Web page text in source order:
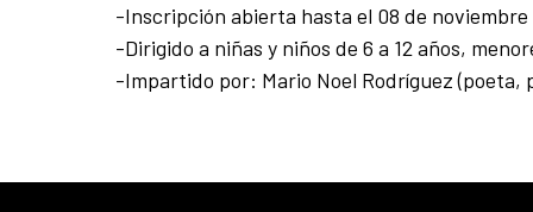
-Inscripción abierta hasta el 08 de noviembre
-Dirigido a niñas y niños de 6 a 12 años,
-Impartido por: Mario Noel Rodríguez